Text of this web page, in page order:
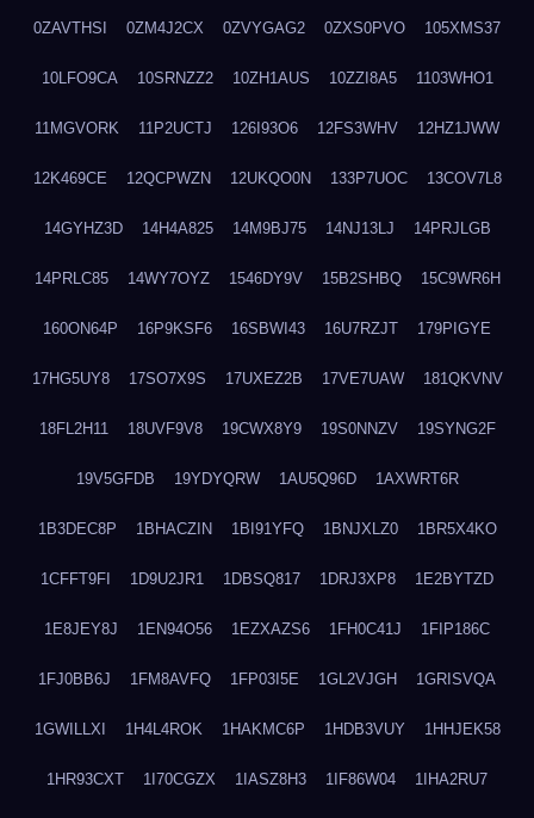
0ZAVTHSI 0ZM4J2CX 0ZVYGAG2 0ZXS0PVO 105XMS37
10LFO9CA 10SRNZZ2 10ZH1AUS 10ZZI8A5 1103WHO1
11MGVORK 11P2UCTJ 126I93O6 12FS3WHV 12HZ1JWW
12K469CE 12QCPWZN 12UKQO0N 133P7UOC 13COV7L8
14GYHZ3D 14H4A825 14M9BJ75 14NJ13LJ 14PRJLGB
14PRLC85 14WY7OYZ 1546DY9V 15B2SHBQ 15C9WR6H
160ON64P 16P9KSF6 16SBWI43 16U7RZJT 179PIGYE
17HG5UY8 17SO7X9S 17UXEZ2B 17VE7UAW 181QKVNV
18FL2H11 18UVF9V8 19CWX8Y9 19S0NNZV 19SYNG2F
19V5GFDB 19YDYQRW 1AU5Q96D 1AXWRT6R
1B3DEC8P 1BHACZIN 1BI91YFQ 1BNJXLZ0 1BR5X4KO
1CFFT9FI 1D9U2JR1 1DBSQ817 1DRJ3XP8 1E2BYTZD
1E8JEY8J 1EN94O56 1EZXAZS6 1FH0C41J 1FIP186C
1FJ0BB6J 1FM8AVFQ 1FP03I5E 1GL2VJGH 1GRISVQA
1GWILLXI 1H4L4ROK 1HAKMC6P 1HDB3VUY 1HHJEK58
1HR93CXT 1I70CGZX 1IASZ8H3 1IF86W04 1IHA2RU7